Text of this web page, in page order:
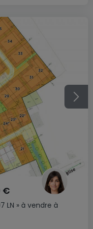
LN » à vendre à
€